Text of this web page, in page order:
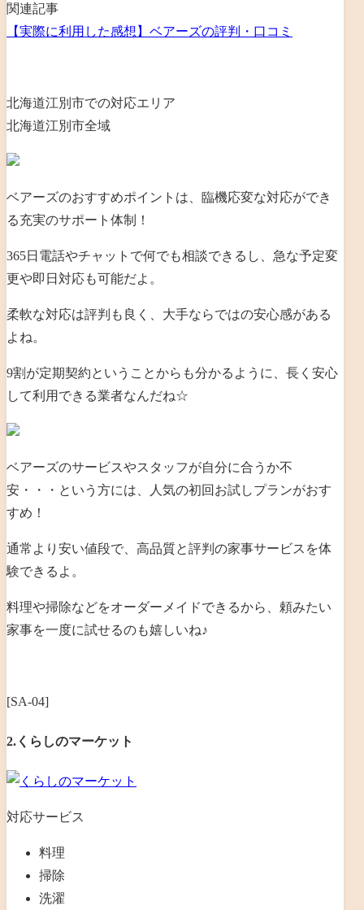
関連記事
【実際に利用した感想】ベアーズの評判・口コミ
北海道江別市での対応エリア
北海道江別市全域
ベアーズのおすすめポイントは、臨機応変な対応ができ
る充実のサポート体制！
365日電話やチャットで何でも相談できるし、急な予定変
更や即日対応も可能だよ。
柔軟な対応は評判も良く、大手ならではの安心感がある
よね。
9割が定期契約ということからも分かるように、長く安心
して利用できる業者なんだね☆
ベアーズのサービスやスタッフが自分に合うか不
安・・・という方には、人気の初回お試しプランがおす
すめ！
通常より安い値段で、高品質と評判の家事サービスを体
験できるよ。
料理や掃除などをオーダーメイドできるから、頼みたい
家事を一度に試せるのも嬉しいね♪
[SA-04]
2.くらしのマーケット
対応サービス
料理
掃除
洗濯